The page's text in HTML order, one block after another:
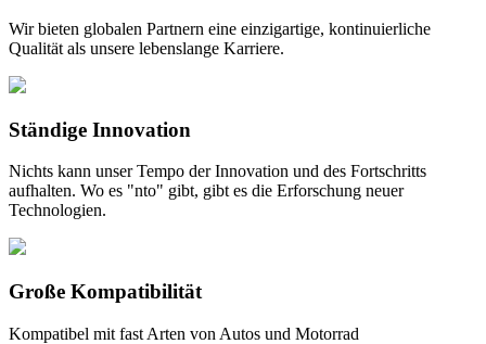
Wir bieten globalen Partnern eine einzigartige, kontinuierliche
Qualität als unsere lebenslange Karriere.
Ständige Innovation
Nichts kann unser Tempo der Innovation und des Fortschritts
aufhalten. Wo es "nto" gibt, gibt es die Erforschung neuer
Technologien.
Große Kompatibilität
Kompatibel mit fast Arten von Autos und Motorrad